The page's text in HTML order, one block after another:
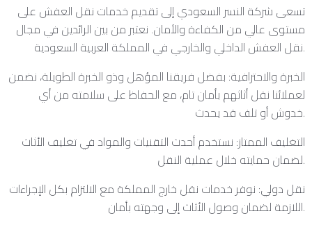
تسعى شركة النسر السعودي إلى تقديم خدمات نقل العفش على
مستوى عالي من الكفاءة والأمان. نعتبر من بين الرائدين في مجال
نقل العفش الداخلي والخارجي في المملكة العربية السعودية.
الخبرة والاحترافية: بفضل فريقنا المؤهل وذو الخبرة الطويلة، نضمن
لعملائنا نقل أثاثهم بأمان تام، مع الحفاظ على سلامته من أي
خدوش أو تلف قد يحدث.
التغليف الممتاز: نستخدم أحدث التقنيات والمواد في تغليف الأثاث
لضمان حمايته خلال عملية النقل.
نقل دولي: نوفر خدمات نقل خارج المملكة مع الالتزام بكل الإجراءات
اللازمة لضمان وصول الأثاث إلى وجهته بأمان.